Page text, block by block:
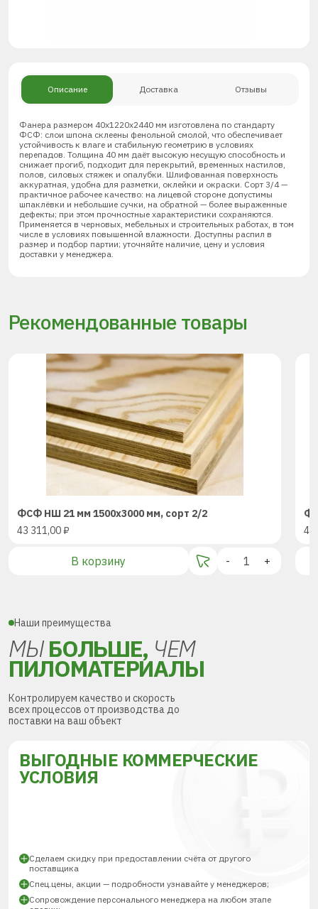
Описание Доставка Отзывы
Фанера размером 40х1220х2440 мм изготовлена по стандарту
ФСФ: слои шпона склеены фенольной смолой, что обеспечивает
устойчивость к влаге и стабильную геометрию в условиях
перепадов. Толщина 40 мм даёт высокую несущую способность и
снижает прогиб, подходит для перекрытий, временных настилов,
полов, силовых стяжек и опалубки. Шлифованная поверхность
аккуратная, удобна для разметки, оклейки и окраски. Сорт 3/4 —
практичное рабочее качество: на лицевой стороне допустимы
шпаклёвки и небольшие сучки, на обратной — более выраженные
дефекты; при этом прочностные характеристики сохраняются.
Применяется в черновых, мебельных и строительных работах, в том
числе в условиях повышенной влажности. Доступны распил в
размер и подбор партии; уточняйте наличие, цену и условия
доставки у менеджера.
Рекомендованные товары
ФСФ НШ 21 мм 1500х3000 мм, сорт 2/2
43 311,00₽
В корзину - +
43
Наши преимущества
МЫБОЛЬШЕ, ЧЕМ
ПИЛОМАТЕРИАЛЫ
Контролируем качество и скорость
всех процессов от производства до
поставки на ваш объект
ВЫГОДНЫЕ КОММЕРЧЕСКИЕ
УСЛОВИЯ
Сделаем скидку при предоставлении счёта от другого
поставщика
Спец.цены, акции — подробности узнавайте у менеджеров;
Сопровождение персонального менеджера на любом этапе